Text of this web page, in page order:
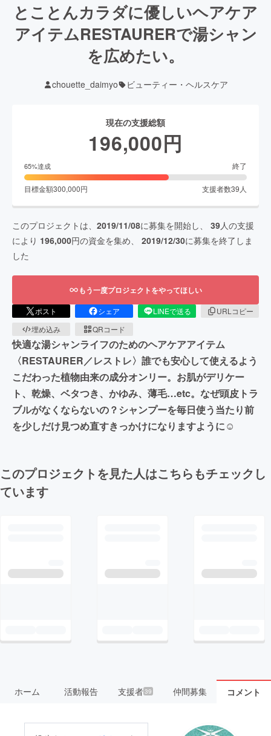
とことんカラダに優しいヘアケア
アイテムRESTAURERで湯シャン
を広めたい。
chouette_daimyo ビューティー・ヘルスケア
現在の支援総額
196,000円
65%達成 終了
目標金額300,000円 支援者数39 人
このプロジェクトは、 2019/11/08に募集を開始し、 39人の支援
により 196,000円の資金を集め、 2019/12/30に募集を終了しま
した
もう一度プロジェクトをやってほしい
ポスト シェア LINEで送る
URLコピー
埋め込み
QRコード
快適な湯シャンライフのためのヘアケアアイテム
〈RESTAURER／レストレ〉誰でも安心して使えるよう
こだわった植物由来の成分オンリー。お肌がデリケー
ト、乾燥、ベタつき、かゆみ、薄毛…etc。なぜ頭皮トラ
ブルがなくならないの？シャンプーを毎日使う当たり前
を少しだけ見つめ直すきっかけになりますように☺︎
このプロジェクトを見た人はこちらもチェックし
ています
ホーム 活動報告 支援者39 仲間募集 コメント